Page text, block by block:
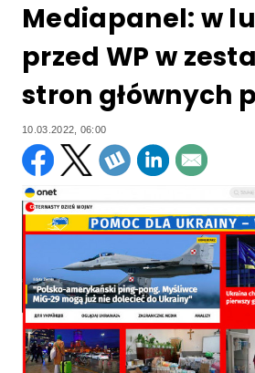
Mediapanel: w
przed WP w
stron głównych
10.03.2022, 06:00